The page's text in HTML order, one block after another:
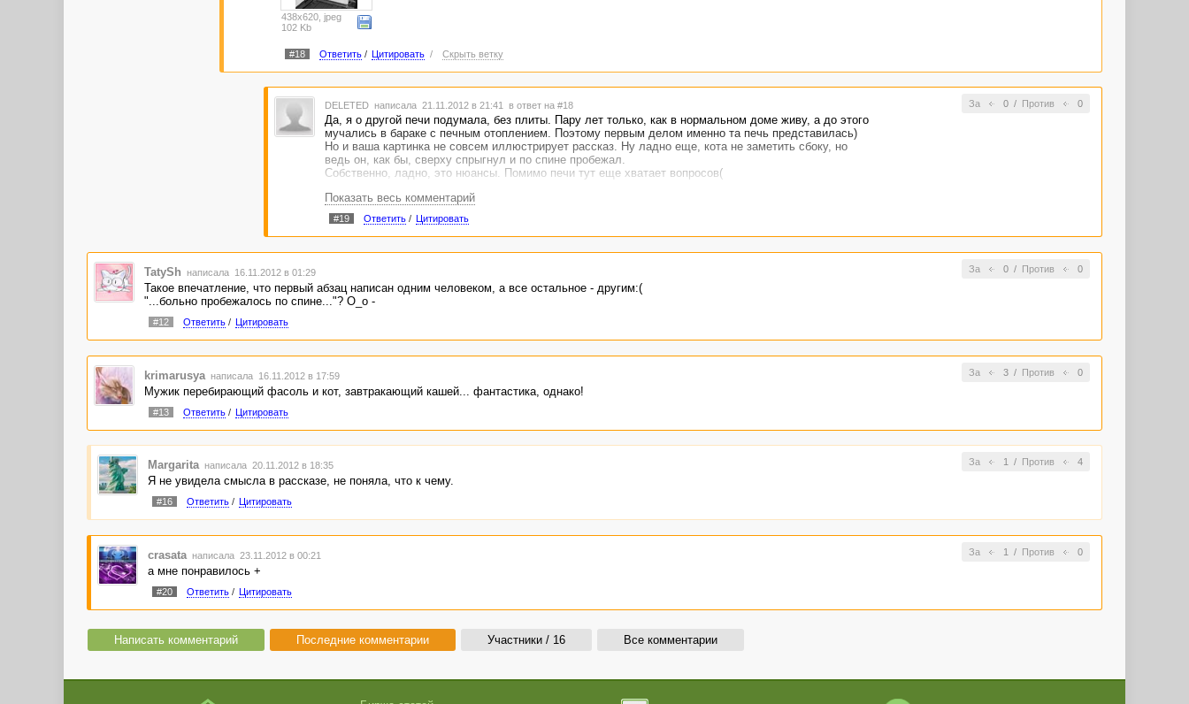
438x620, jpeg
102 Kb
#18 Ответить/ Цитировать / Скрыть ветку
За 0/ Против 0
DELETED написала 21.11.2012 в 21:41 в ответ на #18
Да, я о другой печи подумала, без плиты. Пару лет только, как в нормальном доме живу, а до этого
мучались в бараке с печным отоплением. Поэтому первым делом именно та печь представилась)
Но и ваша картинка не совсем иллюстрирует рассказ. Ну ладно еще, кота не заметить сбоку, но
ведь он, как бы, сверху спрыгнул и по спине пробежал.
Собственно, ладно, это нюансы. Помимо печи тут еще хватает вопросов(
Показать весь комментарий
#19 Ответить/ Цитировать
За 0/ Против 0
TatySh написала 16.11.2012 в 01:29
Такое впечатление, что первый абзац написан одним человеком, а все остальное - другим:(
"...больно пробежалось по спине..."? О_о -
#12 Ответить/ Цитировать
За 3/ Против 0
krimarusya написала 16.11.2012 в 17:59
Мужик перебирающий фасоль и кот, завтракающий кашей... фантастика, однако!
#13 Ответить/ Цитировать
За 1 / Против 4
Margarita написала 20.11.2012 в 18:35
Я не увидела смысла в рассказе, не поняла, что к чему.
#16 Ответить/ Цитировать
За 1 / Против 0
crasata написала 23.11.2012 в 00:21
а мне понравилось +
#20 Ответить/ Цитировать
Написать комментарий Последние комментарии Участники / 16 Все комментарии